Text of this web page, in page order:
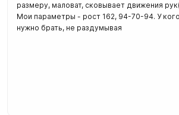
размеру, маловат, сковывает движения
Мои параметры - рост 162, 94-70-94. У
нужно брать, не раздумывая